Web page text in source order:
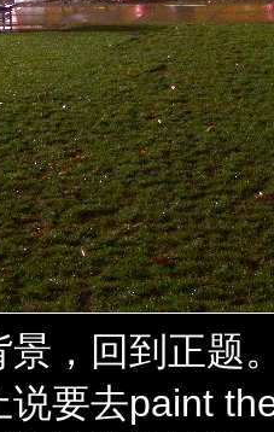
景，回到正题
说要去paint